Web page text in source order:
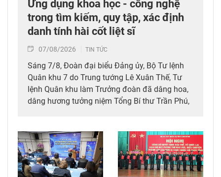
Ứng dụng khoa học - công nghệ
trong tìm kiếm, quy tập, xác định
danh tính hài cốt liệt sĩ
07/08/2026 TIN TỨC
Sáng 7/8, Đoàn đại biểu Đảng ủy, Bộ Tư lệnh
Quân khu 7 do Trung tướng Lê Xuân Thế, Tư
lệnh Quân khu làm Trưởng đoàn đã dâng hoa,
dâng hương tưởng niệm Tổng Bí thư Trần Phú,
liệt sĩ và xác minh thông tin hài cốt liệt sĩ tại
Công viên Lê Thị Riêng, phường Hòa Hưng,
Thành phố Hồ Chí Minh.